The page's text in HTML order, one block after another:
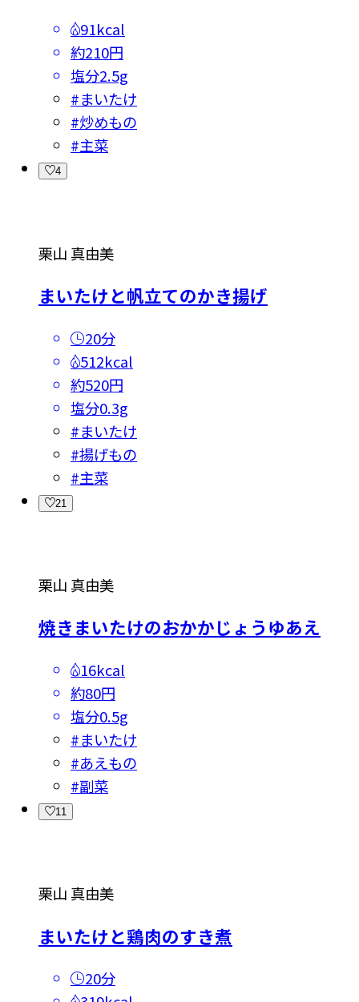
91kcal
約210円
塩分2.5g
#まいたけ
#炒めもの
#主菜
4
栗山 真由美
まいたけと帆立てのかき揚げ
20分
512kcal
約520円
塩分0.3g
#まいたけ
#揚げもの
#主菜
21
栗山 真由美
焼きまいたけのおかかじょうゆあえ
16kcal
約80円
塩分0.5g
#まいたけ
#あえもの
#副菜
11
栗山 真由美
まいたけと鶏肉のすき煮
20分